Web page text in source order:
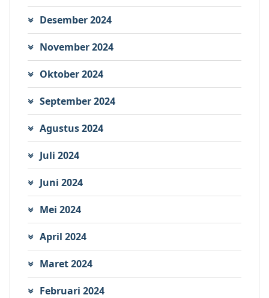
Desember 2024
November 2024
Oktober 2024
September 2024
Agustus 2024
Juli 2024
Juni 2024
Mei 2024
April 2024
Maret 2024
Februari 2024